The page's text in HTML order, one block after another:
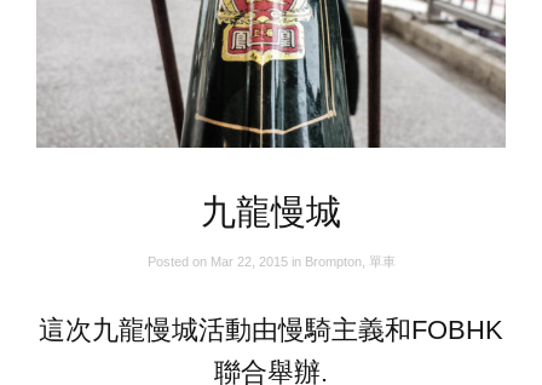
九龍慢城
Posted on Mar 22, 2015 in Brompton, 單車
這次九龍慢城活動由慢騎主義和FOBHK
聯合舉辦.